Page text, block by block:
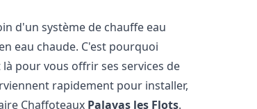
d'un système de chauffe eau
eau chaude. C'est pourquoi
là pour vous offrir ses services de
rapidement pour installer,
Chaffoteaux Palavas les Flots.